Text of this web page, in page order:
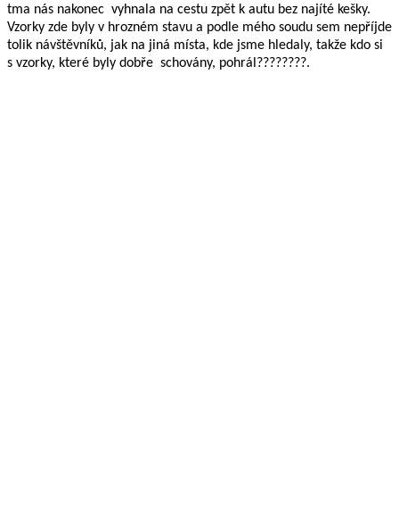
tma nás nakonec vyhnala na cestu zpět k autu bez najíté kešky.
Vzorky zde byly v hrozném stavu a podle mého soudu sem nepříjde
tolik návštěvníků, jak na jiná místa, kde jsme hledaly, takže kdo si
s vzorky, které byly dobře schovány, pohrál????????.